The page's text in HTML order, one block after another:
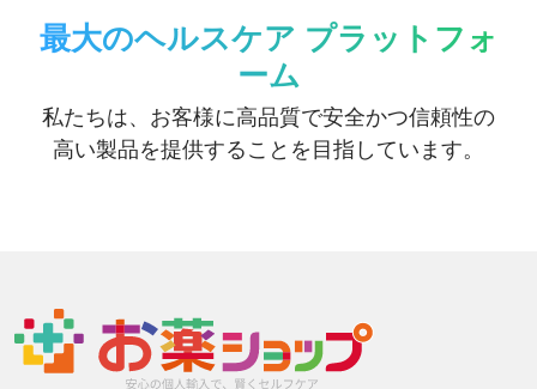
最大のヘルスケア プラットフォ
ーム
私たちは、お客様に高品質で安全かつ信頼性の
高い製品を提供することを目指しています。